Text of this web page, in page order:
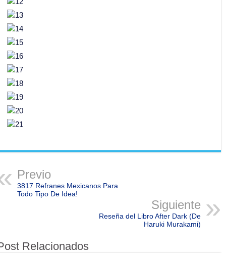
Previo
3817 Refranes Mexicanos Para
Todo Tipo De Idea!
Siguiente
Reseña del Libro After Dark (De
Haruki Murakami)
Relacionados